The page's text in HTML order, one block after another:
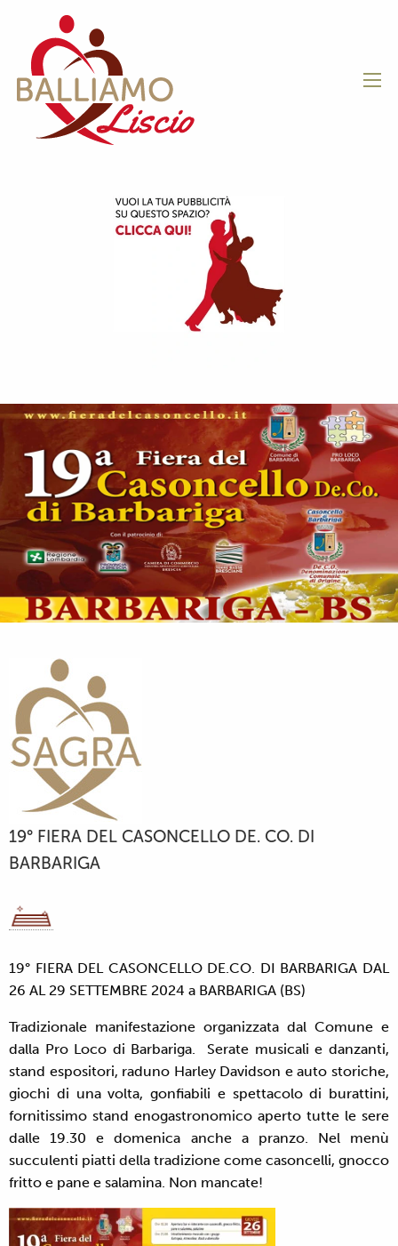
19° FIERA DEL CASONCELLO DE. CO. DI
BARBARIGA
19° FIERA DEL CASONCELLO DE.CO. DI BARBARIGA DAL
26 AL 29 SETTEMBRE 2024 a BARBARIGA (BS)
Tradizionale manifestazione organizzata dal Comune e
dalla Pro Loco di Barbariga. Serate musicali e danzanti,
stand espositori, raduno Harley Davidson e auto storiche,
giochi di una volta, gonfiabili e spettacolo di burattini,
fornitissimo stand enogastronomico aperto tutte le sere
dalle 19.30 e domenica anche a pranzo. Nel menù
succulenti piatti della tradizione come casoncelli, gnocco
fritto e pane e salamina. Non mancate!